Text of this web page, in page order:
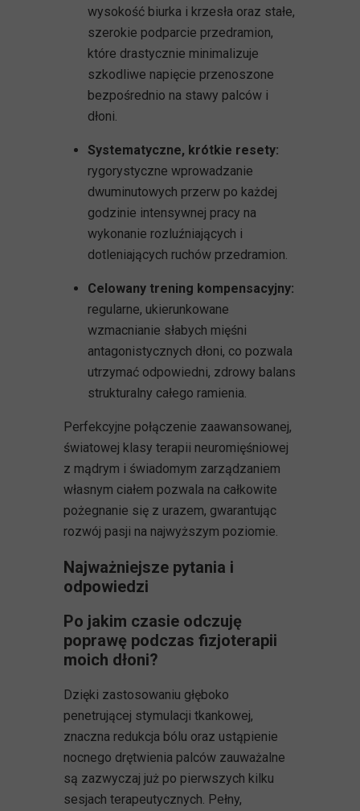
wysokość biurka i krzesła oraz stałe,
szerokie podparcie przedramion,
które drastycznie minimalizuje
szkodliwe napięcie przenoszone
bezpośrednio na stawy palców i
dłoni.
Systematyczne, krótkie resety:
rygorystyczne wprowadzanie
dwuminutowych przerw po każdej
godzinie intensywnej pracy na
wykonanie rozluźniających i
dotleniających ruchów przedramion.
Celowany trening kompensacyjny:
regularne, ukierunkowane
wzmacnianie słabych mięśni
antagonistycznych dłoni, co pozwala
utrzymać odpowiedni, zdrowy balans
strukturalny całego ramienia.
Perfekcyjne połączenie zaawansowanej,
światowej klasy terapii neuromięśniowej
z mądrym i świadomym zarządzaniem
własnym ciałem pozwala na całkowite
pożegnanie się z urazem, gwarantując
rozwój pasji na najwyższym poziomie.
Najważniejsze pytania i
odpowiedzi
Po jakim czasie odczuję
poprawę podczas fizjoterapii
moich dłoni?
Dzięki zastosowaniu głęboko
penetrującej stymulacji tkankowej,
znaczna redukcja bólu oraz ustąpienie
nocnego drętwienia palców zauważalne
są zazwyczaj już po pierwszych kilku
sesjach terapeutycznych. Pełny,